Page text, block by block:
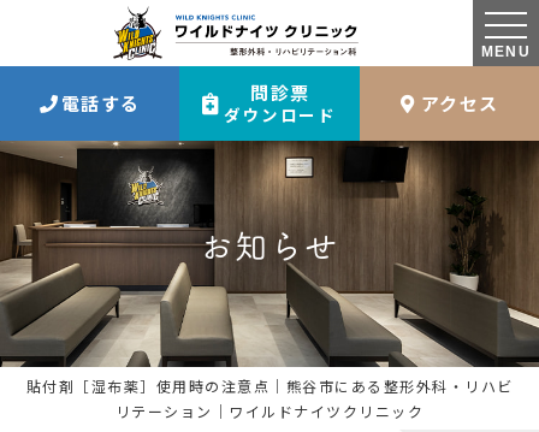
MENU
電話する 問診票
ダウンロード アクセス
お知らせ
貼付剤［湿布薬］使用時の注意点｜熊谷市にある整形外科・リハビ
リテーション｜ワイルドナイツクリニック